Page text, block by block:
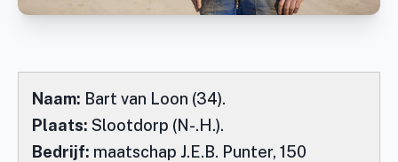
Naam: Bart van Loon (34).
Plaats: Slootdorp (N-.H.).
Bedrijf: maatschap J.E.B. Punter, 150